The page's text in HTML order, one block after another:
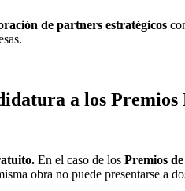
de partners estratégicos
a los Premios
En el caso de los Premios
obra no puede presentarse a